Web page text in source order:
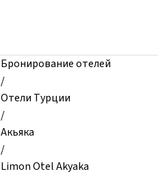
Бронирование отелей
/
Отели Турции
/
Акьяка
/
Limon Otel Akyaka